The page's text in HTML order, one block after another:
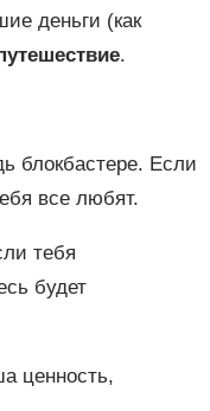
деньги (как
.
блокбастере. Если
все любят.
тебя
будет
ценность,